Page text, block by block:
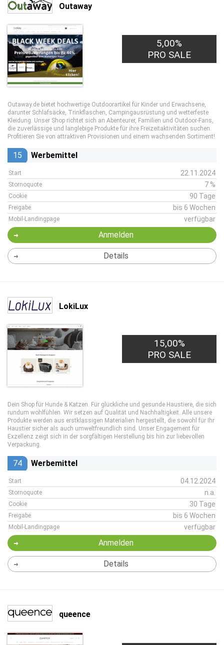
Outaway
5,00%
PRO SALE
Outaway.de bietet hochwertige Outdoorartikel für Kinder und Erwachsene,
darunter Schlafsäcke, Trinkflaschen, Campingausrüstung und wetterfeste
Kleidung. Unser Shop richtet sich an Abenteurer, Familien und Outdoor-Fans,
die zuverlässige und langlebige Produkte für ihre Freizeitaktivitäten suchen.
Profitieren Sie von attraktiven Provisionen und einem wachsenden Sortiment!
15 Werbemittel
Start 22.11.2024
Stornoquote 7 %
Cookie 90 Tage
Freigabe bis 6 Wochen
Mobil-Landingpage verfügbar
Anmelden
Details
LokiLux
15,00%
PRO SALE
Dein Shop für Hunde & Katzen. Für glückliche und gesunde Haustiere, die sich
rundum wohlfühlen. Wir setzen auf Qualität und Nachhaltigkeit. Alle unsere
Produkte werden aus erstklassigen Materialien hergestellt, die sowohl für Ihr
Haustier sicher als auch umweltfreundlich sind. Unser Engagement für
Exzellenz zeigt sich in der sorgfältigen Herstellung bis hin zur liebevollen
Verpackung.
74 Werbemittel
Start 04.12.2024
Stornoquote n.a.
Cookie 30 Tage
Freigabe bis 6 Wochen
Mobil-Landingpage verfügbar
Anmelden
Details
queence